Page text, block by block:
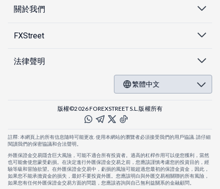
關於我們
FXStreet
法律聲明
繁體中文
版權©2026 FOREXSTREET S.L.版權所有
註釋: 本網頁上的所有信息隨時可能更改. 使用本網站的瀏覽者必須接受我們的用戶協議. 請仔細
閱讀我們的保密協議和合法聲明。
外匯保證金交易隱含巨大風險，可能不適合所有投資者。過高的杠桿作用可以使您獲利，當然
也可能會使您蒙受虧損。在決定進行外匯保證金交易之前，您應該謹慎考慮您的投資目的，經
驗等級和冒險欲望。在外匯保證金交易中，虧損的風險可能超過您最初的保證金資金，因此，
如果您不能承擔資金的損失，最好不要投資外匯。您應該明白與外匯交易相關聯的所有風險，
如果您有任何外匯保證金交易方面的問題，您應該咨詢與自己無利益關系的金融顧問。